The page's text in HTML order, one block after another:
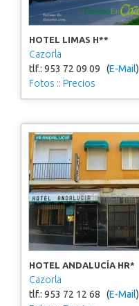
HOTEL LIMAS H**
Cazorla
tlf.: 953 72 09 09 (E-Mail)
Fotos :: Precios
HOTEL ANDALUCÍA HR*
Cazorla
tlf.: 953 72 12 68 (E-Mail)